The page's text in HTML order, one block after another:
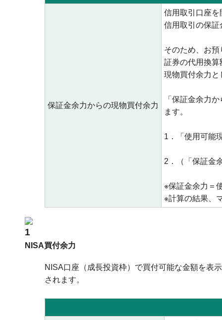
保証金余力からの現物買付余力
信用取引口座
信用取引の保
そのため、お
証券の代用換
現物買付余力
「保証金余力
ます。
1．「使用可能
2．（「保証金
※保証金余力＝
※計算の結果、
NISA買付余力
NISA口座（成長投資枠）で買付可能な金額を表
されます。